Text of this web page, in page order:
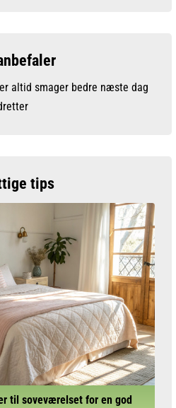
altid smager bedre næste dag
tips
til soveværelset for en god